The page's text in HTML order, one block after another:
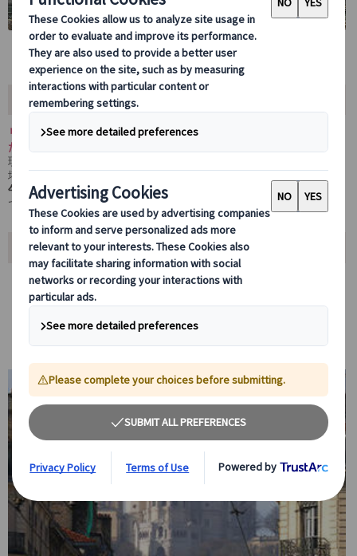
ツアー内容
リヨン在住で親切な日本語アシスタントが、お客様のご希望に沿っ
たオーダーメイド観光をご案内。
現地情報を活かしながら、隠れた名所や地元で愛されるスポットを
堪能できる、特別な散策体験をお届けします。
午前・午後どちらかを選べる柔軟なプランは、ご年配の方にも最適
です。
ツアーポイント
日本語アシスタントを4時間専属チャーター
リヨンを知り尽くした経験豊富なアシスタントが、お客様のリクエス
トに合わせて観光やショッピングをコーディネートします。
オーダーメイドの街歩きをお楽しみください。